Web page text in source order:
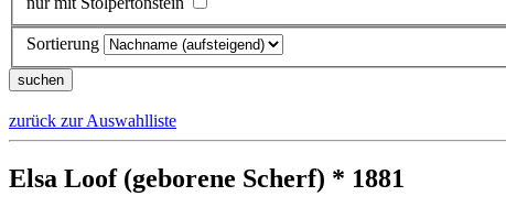
Sortierung
zurück zur Auswahlliste
Elsa Loof (geborene Scherf) * 1881